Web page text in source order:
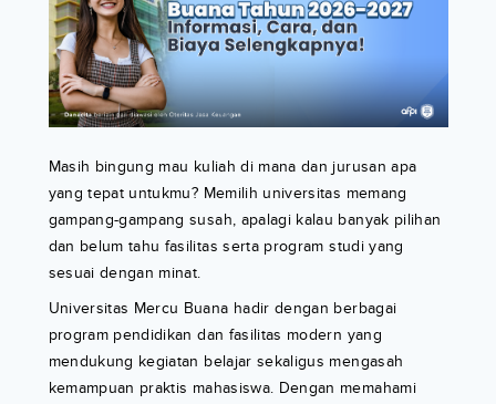
Masih bingung mau kuliah di mana dan jurusan apa
yang tepat untukmu? Memilih universitas memang
gampang-gampang susah, apalagi kalau banyak pilihan
dan belum tahu fasilitas serta program studi yang
sesuai dengan minat.
Universitas Mercu Buana hadir dengan berbagai
program pendidikan dan fasilitas modern yang
mendukung kegiatan belajar sekaligus mengasah
kemampuan praktis mahasiswa. Dengan memahami